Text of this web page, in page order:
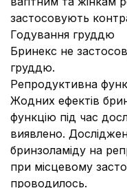
застосовують
Годування груддю
Бринекс не
груддю.
Репродуктивна
Жодних ефектів
функцію під час
виявлено.
бринзоламіду на
при місцевому
проводилось.